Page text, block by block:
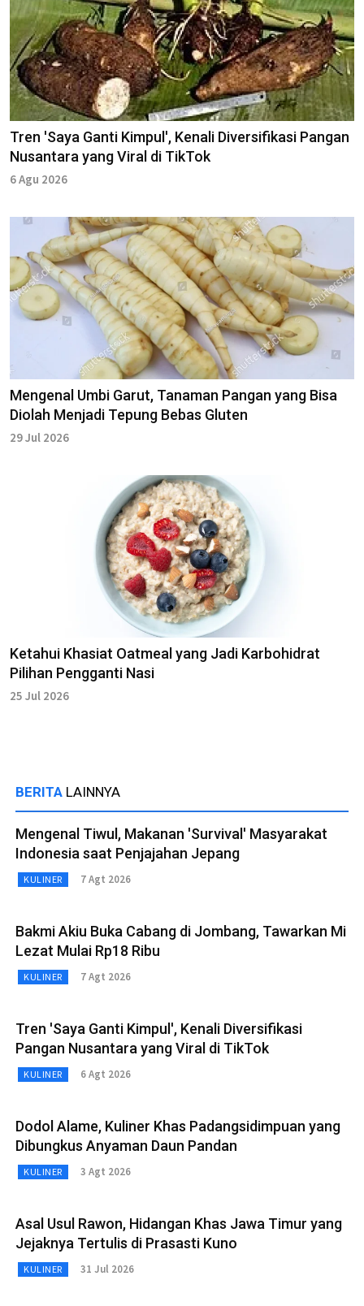
Tren 'Saya Ganti Kimpul', Kenali Diversifikasi Pangan
Nusantara yang Viral di TikTok
6 Agu 2026
Mengenal Umbi Garut, Tanaman Pangan yang Bisa
Diolah Menjadi Tepung Bebas Gluten
29 Jul 2026
Ketahui Khasiat Oatmeal yang Jadi Karbohidrat
Pilihan Pengganti Nasi
25 Jul 2026
BERITA LAINNYA
Mengenal Tiwul, Makanan 'Survival' Masyarakat
Indonesia saat Penjajahan Jepang
KULINER 7 Agt 2026
Bakmi Akiu Buka Cabang di Jombang, Tawarkan Mi
Lezat Mulai Rp18 Ribu
KULINER 7 Agt 2026
Tren 'Saya Ganti Kimpul', Kenali Diversifikasi
Pangan Nusantara yang Viral di TikTok
KULINER 6 Agt 2026
Dodol Alame, Kuliner Khas Padangsidimpuan yang
Dibungkus Anyaman Daun Pandan
KULINER 3 Agt 2026
Asal Usul Rawon, Hidangan Khas Jawa Timur yang
Jejaknya Tertulis di Prasasti Kuno
KULINER 31 Jul 2026